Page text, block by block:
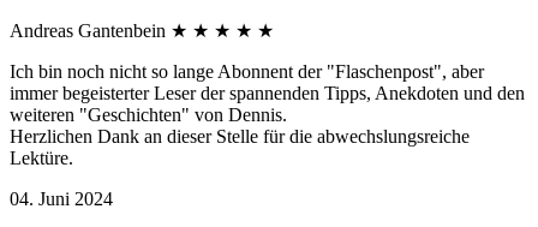
Andreas Gantenbein ★ ★ ★ ★ ★
Ich bin noch nicht so lange Abonnent der "Flaschenpost", aber
immer begeisterter Leser der spannenden Tipps, Anekdoten und den
weiteren "Geschichten" von Dennis.
Herzlichen Dank an dieser Stelle für die abwechslungsreiche
Lektüre.
04. Juni 2024